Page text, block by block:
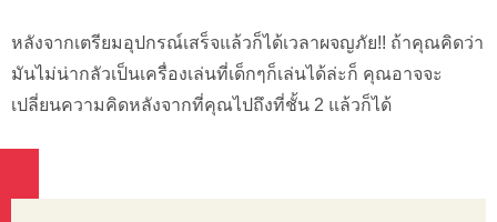
หลังจากเตรียมอุปกรณ์เสร็จแล้วก็ได้เวลาผจญภัย!! ถ้าคุณคิดว่า
มันไม่น่ากลัวเป็นเครื่องเล่นที่เด็กๆก็เล่นได้ล่ะก็ คุณอาจจะ
เปลี่ยนความคิดหลังจากที่คุณไปถึงที่ชั้น 2 แล้วก็ได้